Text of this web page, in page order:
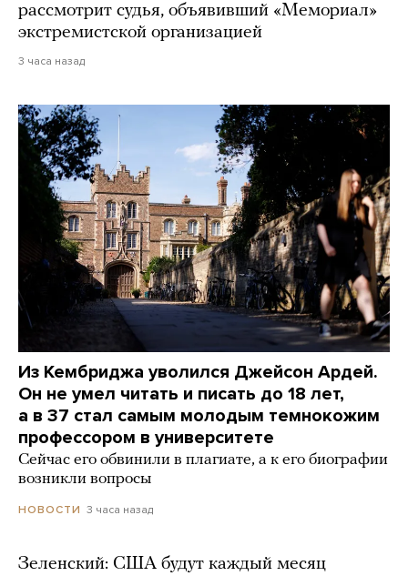
рассмотрит судья, объявивший «Мемориал»
экстремистской организацией
3 часа назад
Из Кембриджа уволился Джейсон Ардей.
Он не умел читать и писать до 18 лет,
а в 37 стал самым молодым темнокожим
профессором в университете
Сейчас его обвинили в плагиате, а к его биографии
возникли вопросы
НОВОСТИ 3 часа назад
Зеленский: США будут каждый месяц